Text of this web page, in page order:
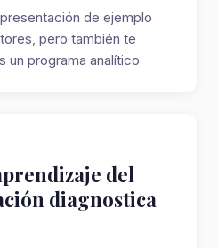
de ejemplo
pero también te
un programa analítico
del
diagnostica